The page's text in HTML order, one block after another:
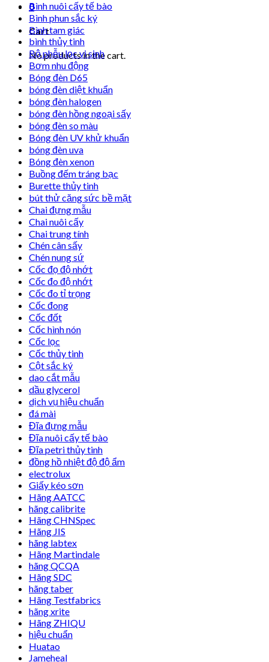
0
Cart
No products in the cart.
Bình nuôi cấy tế bào
Bình phun sắc ký
Bình tam giác
bình thủy tinh
Bộ phễu lọc vi sinh
Bơm nhu động
Bóng đèn D65
bóng đèn diệt khuẩn
bóng đèn halogen
bóng đèn hồng ngoại sấy
bóng đèn so màu
Bóng đèn UV khử khuẩn
bóng đèn uva
Bóng đèn xenon
Buồng đếm tráng bạc
Burette thủy tinh
bút thử căng sức bề mặt
Chai đựng mẫu
Chai nuôi cấy
Chai trung tính
Chén cân sấy
Chén nung sứ
Cốc đọ độ nhớt
Cốc đo độ nhớt
Cốc đo tỉ trọng
Cốc đong
Cốc đốt
Cốc hình nón
Cốc lọc
Cốc thủy tinh
Cột sắc ký
dao cắt mẫu
dầu glycerol
dịch vụ hiệu chuẩn
đá mài
Đĩa đựng mẫu
Đĩa nuôi cấy tế bào
Đĩa petri thủy tinh
đồng hồ nhiệt độ độ ẩm
electrolux
Giấy kéo sơn
Hãng AATCC
hãng calibrite
Hãng CHNSpec
Hãng JIS
hãng labtex
Hãng Martindale
hãng QCQA
Hãng SDC
hãng taber
Hãng Testfabrics
hãng xrite
Hãng ZHIQU
hiệu chuẩn
Huatao
Jameheal